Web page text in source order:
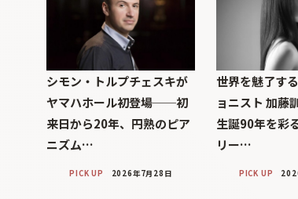
シモン・トルプチェスキが
ヤマハホール初登場──初
来日から20年、円熟のピア
ニズム…
PICK UP 2026年7月28日
世界を魅了す
ョニスト 加藤
生誕90年を彩
リー…
PICK UP